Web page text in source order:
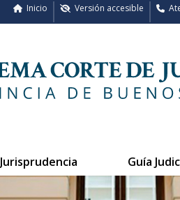
Versión accesible
Inicio
Jurisprudencia Guía